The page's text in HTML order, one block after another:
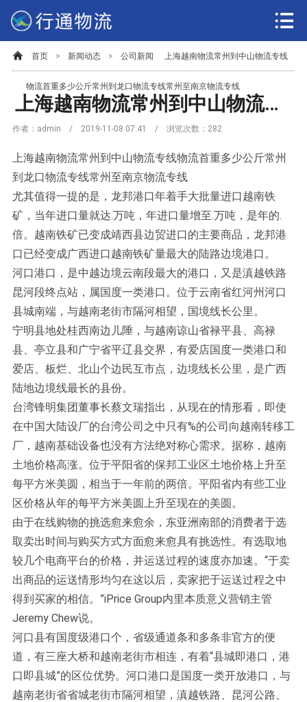
首页 > 新闻动态 > 公司新闻 上海越南物流常州到中山物流专线
物流首重多少公斤常州到龙口物流专线常州至南京物流专线
上海越南物流常州到中山物流专线物流首重多少公斤常州到龙口物流专线常州至南京物流专线
作者：admin / 2019-11-08 07:41 / 浏览次数： 282
上海越南物流常州到中山物流专线物流首重多少公斤常州
到龙口物流专线常州至南京物流专线
尤其值得一提的是，龙邦港口年着手大批量进口越南铁
矿，当年进口量就达.万吨，年进口量增至.万吨，是年的.
倍。越南铁矿已变成靖西县边贸进口的主要商品，龙邦港
口已经变成广西进口越南铁矿量最大的陆路边境港口。
河口港口，是中越边境云南段最大的港口，又是滇越铁路
昆河段终点站，属国度一类港口。位于云南省红河州河口
县城南端，与越南老街市隔河相望，国境线长公里。
宁明县地处桂西南边儿陲，与越南谅山省禄平县、高禄
县、亭立县和广宁省平辽县交界，有爱店国度一类港口和
爱店、板烂、北山个边民互市点，边境线长公里，是广西
陆地边境线最长的县份。
台湾锋明集团董事长蔡文瑞指出，从现在的情形看，即使
在中国大陆设厂的台湾公司之中只有%的公司向越南转移工
厂，越南基础设备也没有方法绝对称心需求。据称，越南
土地价格高涨。位于平阳省的保邦工业区土地价格上升至
每平方米美圆，相当于一年前的两倍。平阳省内有些工业
区价格从年的每平方米美圆上升至现在的美圆。
由于在线购物的挑选愈来愈余，东亚洲南部的消费者于选
取卖出时间与购买方式方面愈来愈具有挑选性。有选取地
较几个电商平台的价格，并运送过程的速度亦加速。“于卖
出商品的运送情形均匀在这以后，卖家把于运送过程之中
得到买家的相信。”iPrice Group内里本质意义营销主管
Jeremy Chew说。
河口县有国度级港口个，省级通道条和多条非官方的便
道，有三座大桥和越南老街市相连，有着“县城即港口，港
口即县城”的区位优势。河口港口是国度一类开放港口，与
越南老街省省城老街市隔河相望，滇越铁路、昆河公路、